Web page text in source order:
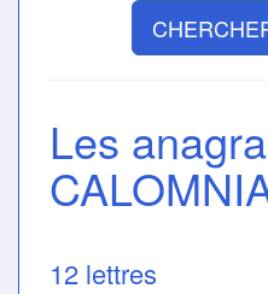
Les
12 lettres